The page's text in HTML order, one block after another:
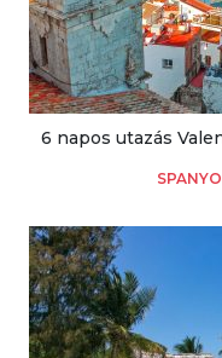
6 napos utazás